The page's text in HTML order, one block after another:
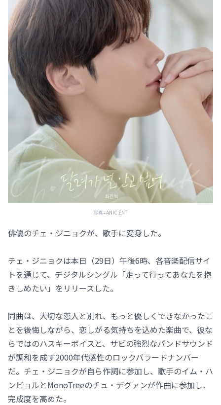
写真=ANIC ENT
俳優のチェ・ジニョクが、歌手に変身した。
チェ・ジニョクは本日（29日）午後6時、各音楽配信サイ
トを通じて、デジタルシングル「走って行ってあなたを抱
きしめたい」をリリースした。
同曲は、大切な恋人と別れ、もっと優しくできなかったこ
とを後悔しながら、恋しがる気持ちを込めた楽曲で、彼な
らではのハスキーボイスと、サビの強烈なバンドサウンド
が調和を成す2000年代感性のロックバラードナンバー
だ。チェ・ジニョクが自ら作詞に参加し、歌手のイム・ハ
ンビョルとMonoTreeのチュ・デグァンが作曲に参加し、
完成度を高めた。